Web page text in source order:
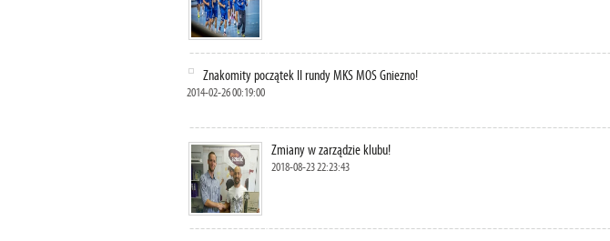
Znakomity początek II rundy MKS MOS Gniezno!
2014-02-26 00:19:00
Zmiany w zarządzie klubu!
2018-08-23 22:23:43